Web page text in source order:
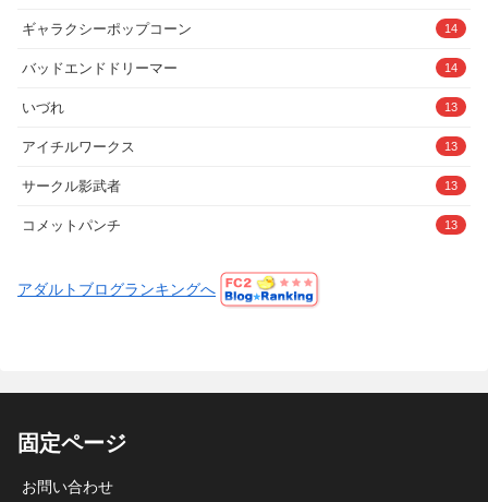
ギャラクシーポップコーン 14
バッドエンドドリーマー 14
いづれ 13
アイチルワークス 13
サークル影武者 13
コメットパンチ 13
アダルトブログランキングへ
固定ページ
お問い合わせ